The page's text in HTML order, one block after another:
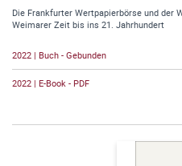
Die Frankfurter Wertpapierbörse und der
Weimarer Zeit bis ins 21. Jahrhundert
2022 | Buch - Gebunden
2022 | E-Book - PDF